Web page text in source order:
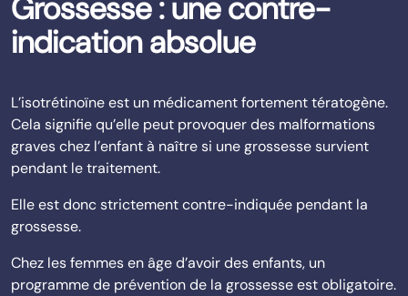
Grossesse : une contre-
indication absolue
L’isotrétinoïne est un médicament fortement tératogène.
Cela signifie qu’elle peut provoquer des malformations
graves chez l’enfant à naître si une grossesse survient
pendant le traitement.
Elle est donc strictement contre-indiquée pendant la
grossesse.
Chez les femmes en âge d’avoir des enfants, un
programme de prévention de la grossesse est obligatoire.